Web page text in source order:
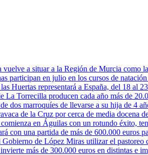
a situar a la Región de Murcia como
participan en julio en los cursos de
Huertas representará a España, del 18 al
La Torrecilla producen cada año más de
dos marroquíes de llevarse a su hija de 4
de la Cruz por cerca de media docena
en Águilas con un rotundo éxito,
con una partida de más de 600.000 euros
de López Miras utilizar el pastoreo
más de 300.000 euros en distintas e